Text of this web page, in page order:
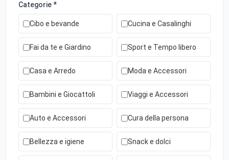
Categorie *
Cibo e bevande Cucina e Casalinghi
Fai da te e Giardino Sport e Tempo libero
Casa e Arredo Moda e Accessori
Bambini e Giocattoli Viaggi e Accessori
Auto e Accessori Cura della persona
Bellezza e igiene Snack e dolci